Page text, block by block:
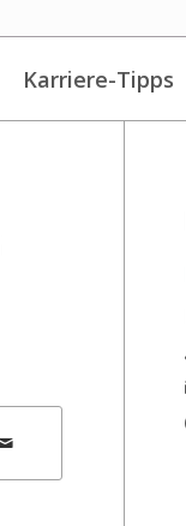
Karriere-Tipps